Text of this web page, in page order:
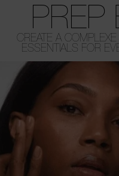
PREP
CREATE A
ESSENTIALS FOR